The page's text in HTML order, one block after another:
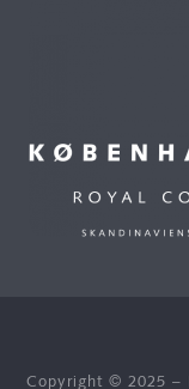
Copyright © 2025 –